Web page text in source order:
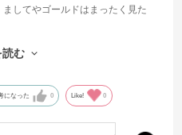
してやゴールドはまったく見た
読む
になった 0 Like! 0